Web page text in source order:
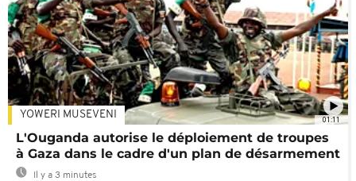
01:11
YOWERI MUSEVENI
L'Ouganda autorise le déploiement de troupes
à Gaza dans le cadre d'un plan de désarmement
Il y a 3 minutes